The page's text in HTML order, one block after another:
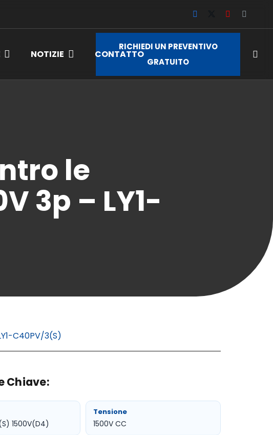
NOTIZIE CONTATTO
RICHIEDI UN PREVENTIVO
GRATUITO
le
3p – LY1-
C40PV/3(S)
Chiave:
1500V(D4)
Tensione
1500V CC